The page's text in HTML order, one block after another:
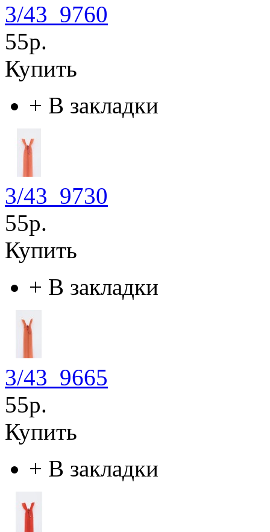
3/43_9760
55р.
Купить
+ В закладки
3/43_9730
55р.
Купить
+ В закладки
3/43_9665
55р.
Купить
+ В закладки